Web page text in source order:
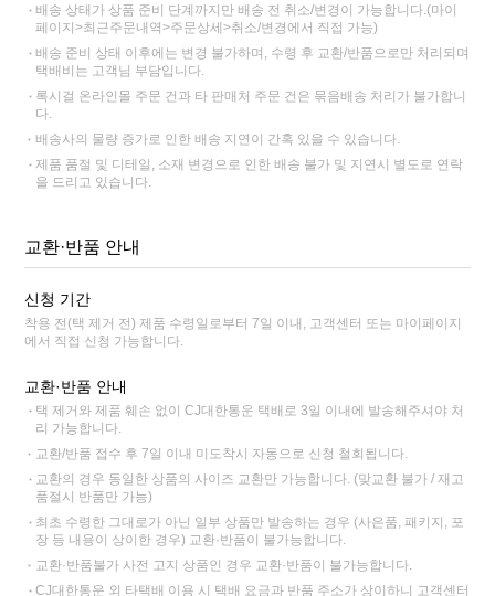
배송 상태가 상품 준비 단계까지만 배송 전 취소/변경이 가능합니다.(마이
페이지>최근주문내역>주문상세>취소/변경에서 직접 가능)
배송 준비 상태 이후에는 변경 불가하며, 수령 후 교환/반품으로만 처리되며
택배비는 고객님 부담입니다.
록시걸 온라인몰 주문 건과 타 판매처 주문 건은 묶음배송 처리가 불가합니
다.
배송사의 물량 증가로 인한 배송 지연이 간혹 있을 수 있습니다.
제품 품절 및 디테일, 소재 변경으로 인한 배송 불가 및 지연시 별도로 연락
을 드리고 있습니다.
교환·반품 안내
신청 기간
착용 전(택 제거 전) 제품 수령일로부터 7일 이내, 고객센터 또는 마이페이지
에서 직접 신청 가능합니다.
교환·반품 안내
택 제거와 제품 훼손 없이 CJ대한통운 택배로 3일 이내에 발송해주셔야 처
리 가능합니다.
교환/반품 접수 후 7일 이내 미도착시 자동으로 신청 철회됩니다.
교환의 경우 동일한 상품의 사이즈 교환만 가능합니다. (맞교환 불가 / 재고
품절시 반품만 가능)
최초 수령한 그대로가 아닌 일부 상품만 발송하는 경우 (사은품, 패키지, 포
장 등 내용이 상이한 경우) 교환·반품이 불가능합니다.
교환·반품불가 사전 고지 상품인 경우 교환·반품이 불가능합니다.
CJ대한통운 외 타택배 이용 시 택배 요금과 반품 주소가 상이하니 고객센터